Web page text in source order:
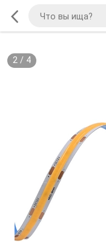
2/ 4